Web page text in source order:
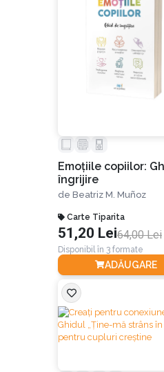
Emoțiile copiilor:
îngrijire
de Beatriz M. Muñoz
Carte Tiparita
51,20 Lei64,00 Lei
Disponibil în 3 formate
ADĂUGARE